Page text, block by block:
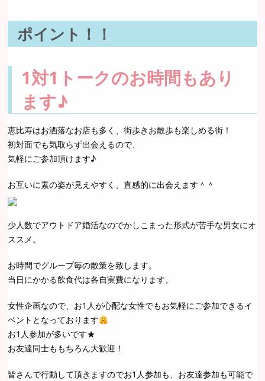
ポイント！！
1対1トークのお時間もあり
ます♪
恵比寿はお洒落なお店も多く、街歩きお散歩も楽しめる街！
初対面でも気取らず出会えるので、
気軽にご参加頂けます♪
お互いに素の姿が見えやすく、直感的に出会えます＾＾
少人数でアウトドア婚活なのでかしこまった形式が苦手な男女にオ
ススメ。
お時間でグループ毎の散策を致します。
当日にかかる飲食代は各自実費になります。
女性企画なので、お1人が心配な女性でもお気軽にご参加できるイ
ベントとなっております
お1人参加が多いです★
お友達同士ももちろん大歓迎！
皆さんで行動して頂きますのでお1人参加も、お友達参加も可能で